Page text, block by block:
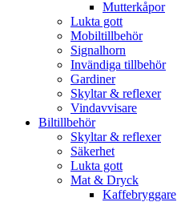
Mutterkåpor
Lukta gott
Mobiltillbehör
Signalhorn
Invändiga tillbehör
Gardiner
Skyltar & reflexer
Vindavvisare
Biltillbehör
Skyltar & reflexer
Säkerhet
Lukta gott
Mat & Dryck
Kaffebryggare